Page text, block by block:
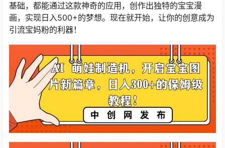
基础，都能通过这款神奇的应用，创作出独特的宝宝漫
画，实现日入500+的梦想。现在就开始，让你的创意成为
引流宝妈粉的利器！